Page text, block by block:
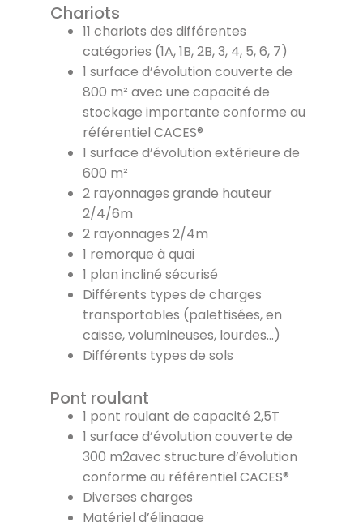
Chariots
11 chariots des différentes
catégories (1A, 1B, 2B, 3, 4, 5, 6, 7)
1 surface d’évolution couverte de
800 m² avec une capacité de
stockage importante conforme au
référentiel CACES®
1 surface d’évolution extérieure de
600 m²
2 rayonnages grande hauteur
2/4/6m
2 rayonnages 2/4m
1 remorque à quai
1 plan incliné sécurisé
Différents types de charges
transportables (palettisées, en
caisse, volumineuses, lourdes…)
Différents types de sols
Pont roulant
1 pont roulant de capacité 2,5T
1 surface d’évolution couverte de
300 m2avec structure d’évolution
conforme au référentiel CACES®
Diverses charges
Matériel d’élingage